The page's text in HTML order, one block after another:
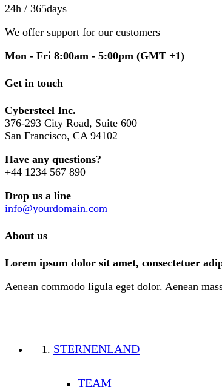
24h / 365days
We offer support for our customers
Mon - Fri 8:00am - 5:00pm (GMT +1)
Get in touch
Cybersteel Inc.
376-293 City Road, Suite 600
San Francisco, CA 94102
Have any questions?
+44 1234 567 890
Drop us a line
info@yourdomain.com
About us
Lorem ipsum dolor sit amet, consectetuer
Aenean commodo ligula eget dolor. Aenean
STERNENLAND
TEAM